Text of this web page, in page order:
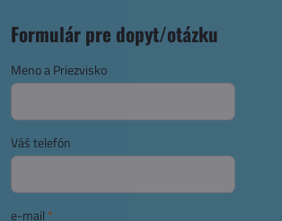
Formulár pre dopyt/otázku
Meno a Priezvisko
Váš telefón
e-mail *